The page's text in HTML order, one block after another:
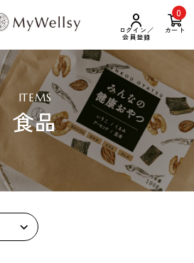
ログイン／
会員登録
0
カート
ITEMS
食品